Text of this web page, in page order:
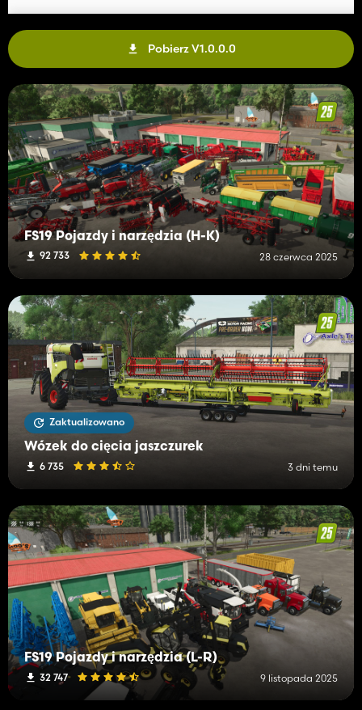
Pobierz V1.0.0.0
FS19 Pojazdy i narzędzia (H-K)
92 733 28 czerwca 2025
Zaktualizowano
Wózek do cięcia jaszczurek
6 735 3 dni temu
FS19 Pojazdy i narzędzia (L-R)
32 747 9 listopada 2025